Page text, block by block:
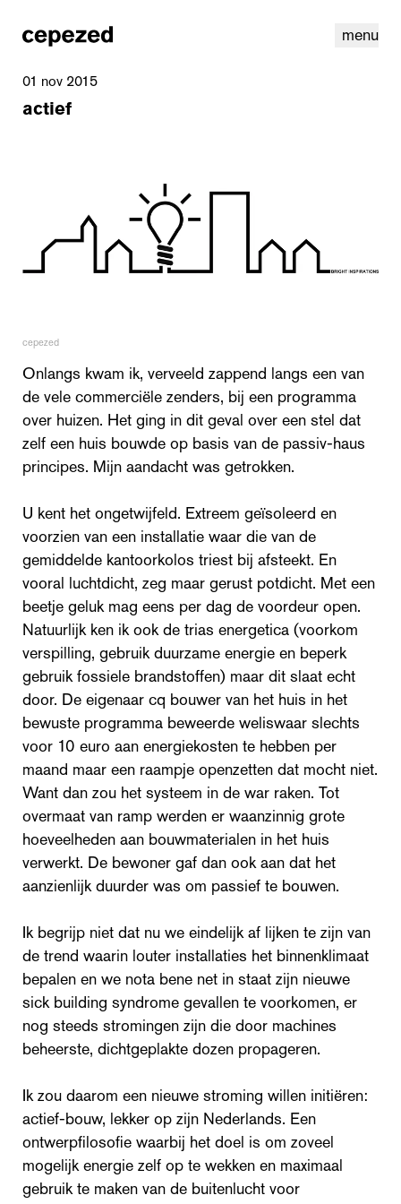
menu
01 nov 2015
actief
cepezed
Onlangs kwam ik, verveeld zappend langs een van
de vele commerciële zenders, bij een programma
over huizen. Het ging in dit geval over een stel dat
zelf een huis bouwde op basis van de passiv-haus
principes. Mijn aandacht was getrokken.
U kent het ongetwijfeld. Extreem geïsoleerd en
voorzien van een installatie waar die van de
gemiddelde kantoorkolos triest bij afsteekt. En
vooral luchtdicht, zeg maar gerust potdicht. Met een
beetje geluk mag eens per dag de voordeur open.
Natuurlijk ken ik ook de trias energetica (voorkom
verspilling, gebruik duurzame energie en beperk
gebruik fossiele brandstoffen) maar dit slaat echt
door. De eigenaar cq bouwer van het huis in het
bewuste programma beweerde weliswaar slechts
voor 10 euro aan energiekosten te hebben per
maand maar een raampje openzetten dat mocht niet.
Want dan zou het systeem in de war raken. Tot
overmaat van ramp werden er waanzinnig grote
hoeveelheden aan bouwmaterialen in het huis
verwerkt. De bewoner gaf dan ook aan dat het
aanzienlijk duurder was om passief te bouwen.
Ik begrijp niet dat nu we eindelijk af lijken te zijn van
de trend waarin louter installaties het binnenklimaat
bepalen en we nota bene net in staat zijn nieuwe
sick building syndrome gevallen te voorkomen, er
nog steeds stromingen zijn die door machines
beheerste, dichtgeplakte dozen propageren.
Ik zou daarom een nieuwe stroming willen initiëren:
actief-bouw, lekker op zijn Nederlands. Een
ontwerpfilosofie waarbij het doel is om zoveel
mogelijk energie zelf op te wekken en maximaal
gebruik te maken van de buitenlucht voor